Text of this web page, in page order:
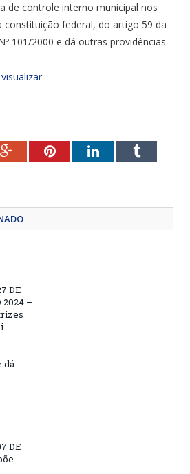
de controle interno municipal nos
federal, do artigo 59 da
101/2000 e dá outras providências.
Google+PinterestLinkedInTumblr
DE
2024 –
dá
DE